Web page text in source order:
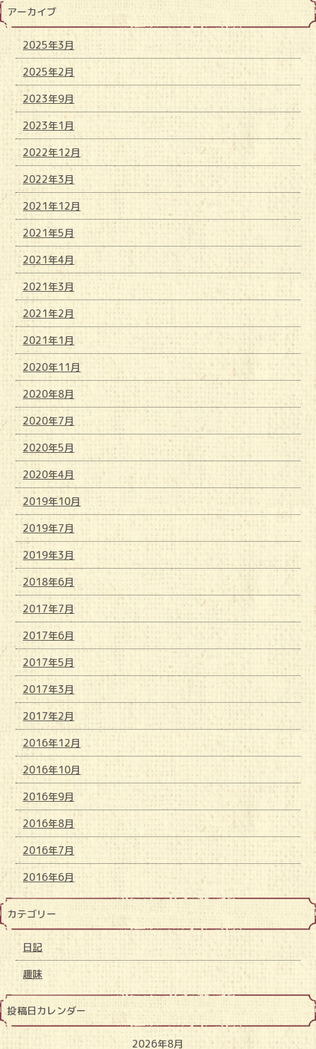
アーカイブ
2025年3月
2025年2月
2023年9月
2023年1月
2022年12月
2022年3月
2021年12月
2021年5月
2021年4月
2021年3月
2021年2月
2021年1月
2020年11月
2020年8月
2020年7月
2020年5月
2020年4月
2019年10月
2019年7月
2019年3月
2018年6月
2017年7月
2017年6月
2017年5月
2017年3月
2017年2月
2016年12月
2016年10月
2016年9月
2016年8月
2016年7月
2016年6月
カテゴリー
日記
趣味
投稿日カレンダー
2026年8月